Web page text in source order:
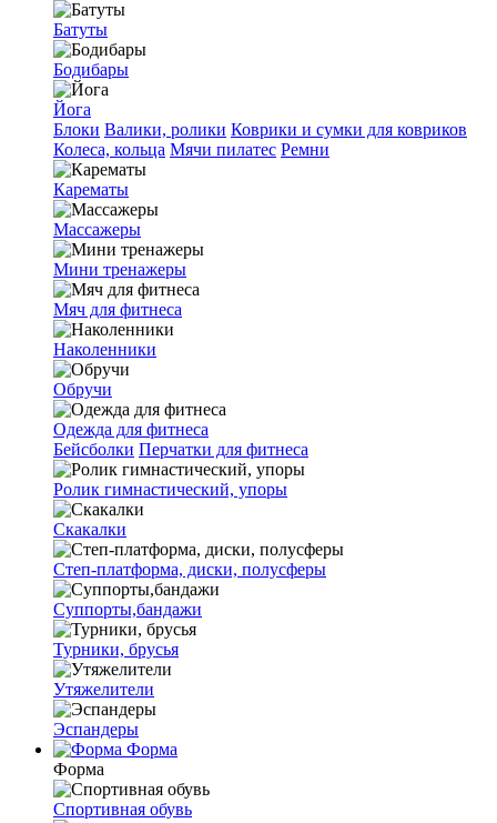
Батуты
Бодибары
Йога
Блоки Валики, ролики Коврики и сумки для ковриков
Колеса, кольца Мячи пилатес Ремни
Карематы
Массажеры
Мини тренажеры
Мяч для фитнеса
Наколенники
Обручи
Одежда для фитнеса
Бейсболки Перчатки для фитнеса
Ролик гимнастический, упоры
Скакалки
Степ-платформа, диски, полусферы
Суппорты,бандажи
Турники, брусья
Утяжелители
Эспандеры
Форма
Форма
Спортивная обувь